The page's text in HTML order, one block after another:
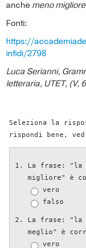
anche meno migliore
Fonti:
https://
infidi/2798
Luca Serianni,
letteraria, UTET, (V,
Seleziona la
rispondi bene,
La frase: "la
migliore" è
vero
falso
La frase: "la
meglio" è
vero